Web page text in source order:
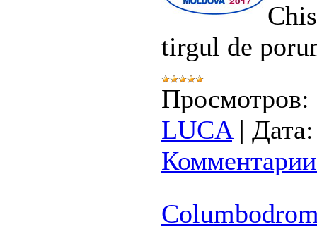
tirgul de
Просмотров:
LUCA | Дата: